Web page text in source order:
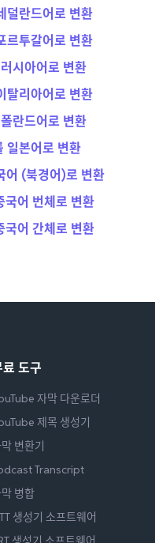
덜란드어로 변환
르투갈어로 변환
시아어로 변환
탈리아어로 변환
란드어로 변환
일본어로 변환
어 (북경어)로 변환
어 번체로 변환
어 간체로 변환
료 도구
자막 다운로더
제목 생성기
변환기
Transcript
병합
생성기 소프트웨어